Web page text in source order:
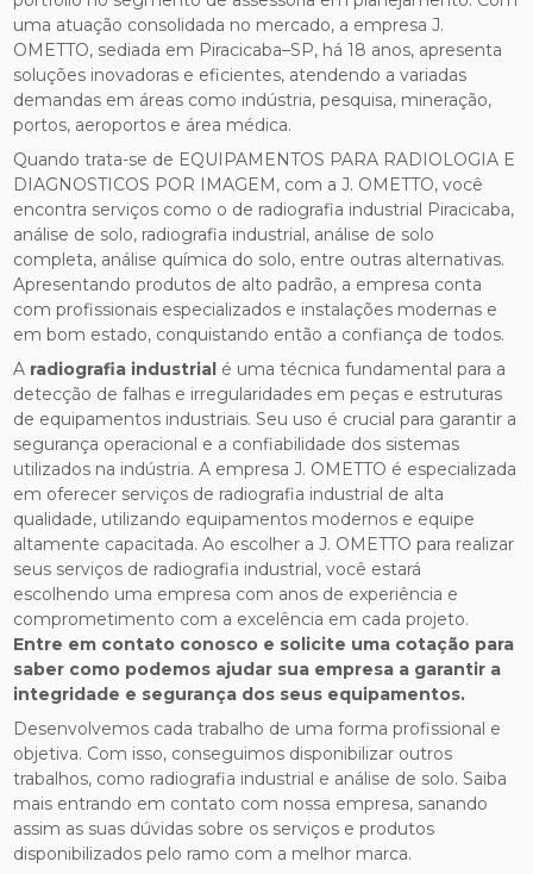
uma atuação consolidada no mercado, a empresa J.
OMETTO, sediada em Piracicaba–SP, há 18 anos, apresenta
soluções inovadoras e eficientes, atendendo a variadas
demandas em áreas como indústria, pesquisa, mineração,
portos, aeroportos e área médica.
Quando trata-se de EQUIPAMENTOS PARA RADIOLOGIA E
DIAGNOSTICOS POR IMAGEM, com a J. OMETTO, você
encontra serviços como o de radiografia industrial Piracicaba,
análise de solo, radiografia industrial, análise de solo
completa, análise química do solo, entre outras alternativas.
Apresentando produtos de alto padrão, a empresa conta
com profissionais especializados e instalações modernas e
em bom estado, conquistando então a confiança de todos.
A radiografia industrial é uma técnica fundamental para a
detecção de falhas e irregularidades em peças e estruturas
de equipamentos industriais. Seu uso é crucial para garantir a
segurança operacional e a confiabilidade dos sistemas
utilizados na indústria. A empresa J. OMETTO é especializada
em oferecer serviços de radiografia industrial de alta
qualidade, utilizando equipamentos modernos e equipe
altamente capacitada. Ao escolher a J. OMETTO para realizar
seus serviços de radiografia industrial, você estará
escolhendo uma empresa com anos de experiência e
comprometimento com a excelência em cada projeto.
Entre em contato conosco e solicite uma cotação para
saber como podemos ajudar sua empresa a garantir a
integridade e segurança dos seus equipamentos.
Desenvolvemos cada trabalho de uma forma profissional e
objetiva. Com isso, conseguimos disponibilizar outros
trabalhos, como radiografia industrial e análise de solo. Saiba
mais entrando em contato com nossa empresa, sanando
assim as suas dúvidas sobre os serviços e produtos
disponibilizados pelo ramo com a melhor marca.